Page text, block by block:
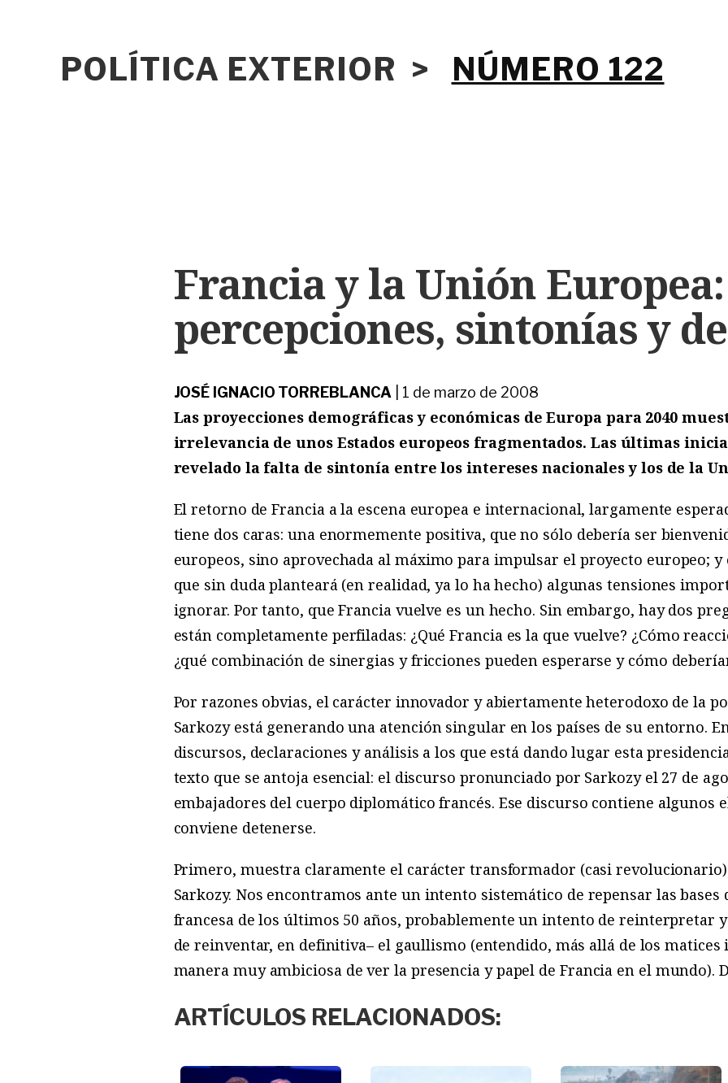
POLÍTICA EXTERIOR > NÚMERO 122
Francia y la Unión Europea:
percepciones, sintonías y
JOSÉ IGNACIO TORREBLANCA 1 de marzo de 2008
Las proyecciones demográficas y económicas de Europa para 2040
irrelevancia de unos Estados europeos fragmentados. Las últimas
revelado la falta de sintonía entre los intereses nacionales y los de la
El retorno de Francia a la escena europea e internacional, largamente
tiene dos caras: una enormemente positiva, que no sólo debería ser
europeos, sino aprovechada al máximo para impulsar el proyecto europeo;
que sin duda planteará (en realidad, ya lo ha hecho) algunas tensiones
ignorar. Por tanto, que Francia vuelve es un hecho. Sin embargo, hay dos
están completamente perfiladas: ¿Qué Francia es la que vuelve? ¿Cómo
¿qué combinación de sinergias y fricciones pueden esperarse y cómo
Por razones obvias, el carácter innovador y abiertamente heterodoxo de la
Sarkozy está generando una atención singular en los países de su entorno.
discursos, declaraciones y análisis a los que está dando lugar esta
texto que se antoja esencial: el discurso pronunciado por Sarkozy el 27 de
embajadores del cuerpo diplomático francés. Ese discurso contiene algunos
conviene detenerse.
Primero, muestra claramente el carácter transformador (casi
Sarkozy. Nos encontramos ante un intento sistemático de repensar las
francesa de los últimos 50 años, probablemente un intento de reinterpretar
de reinventar, en definitiva– el gaullismo (entendido, más allá de los matices
manera muy ambiciosa de ver la presencia y papel de Francia en el mundo).
ARTÍCULOS RELACIONADOS: